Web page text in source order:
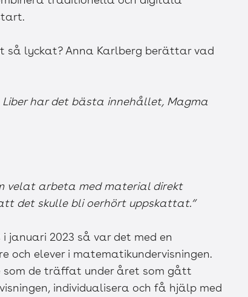
lyckat? Anna Karlberg berättar vad
har det bästa innehållet, Magma
velat arbeta med material direkt
det skulle bli oerhört uppskattat.”
januari 2023 så var det med en
elever i matematikundervisningen.
de träffat under året som gått
individualisera och få hjälp med